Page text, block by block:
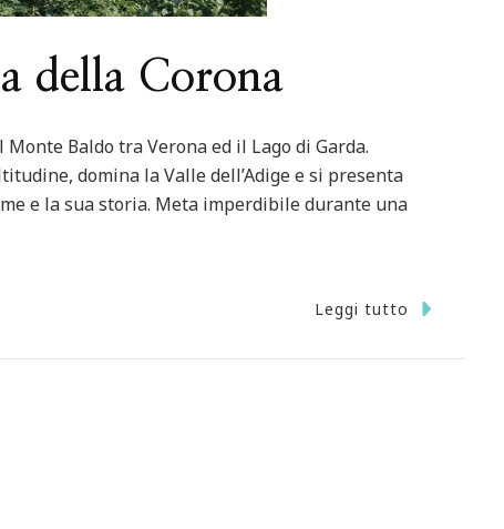
della Corona
Baldo tra Verona ed il Lago di Garda.
domina la Valle dell’Adige e si presenta
e la sua storia. Meta imperdibile durante una
Leggi tutto
Italia Viaggiare
in barca
Lago Calamone : la perla del Monte